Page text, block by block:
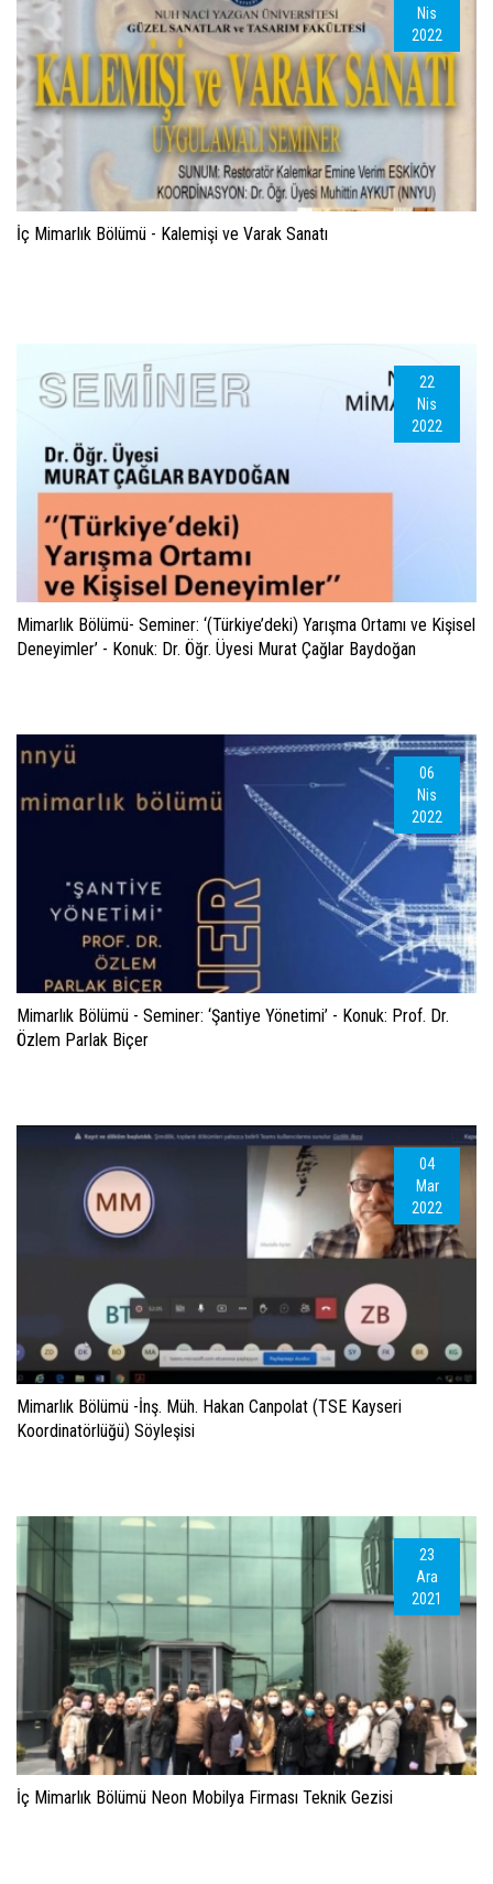
Nis
2022
İç Mimarlık Bölümü - Kalemişi ve Varak Sanatı
22
Nis
2022
Mimarlık Bölümü- Seminer: ‘(Türkiye’deki) Yarışma Ortamı ve Kişisel
Deneyimler’ - Konuk: Dr. Öğr. Üyesi Murat Çağlar Baydoğan
06
Nis
2022
Mimarlık Bölümü - Seminer: ‘Şantiye Yönetimi’ - Konuk: Prof. Dr.
Özlem Parlak Biçer
04
Mar
2022
Mimarlık Bölümü -İnş. Müh. Hakan Canpolat (TSE Kayseri
Koordinatörlüğü) Söyleşisi
23
Ara
2021
İç Mimarlık Bölümü Neon Mobilya Firması Teknik Gezisi